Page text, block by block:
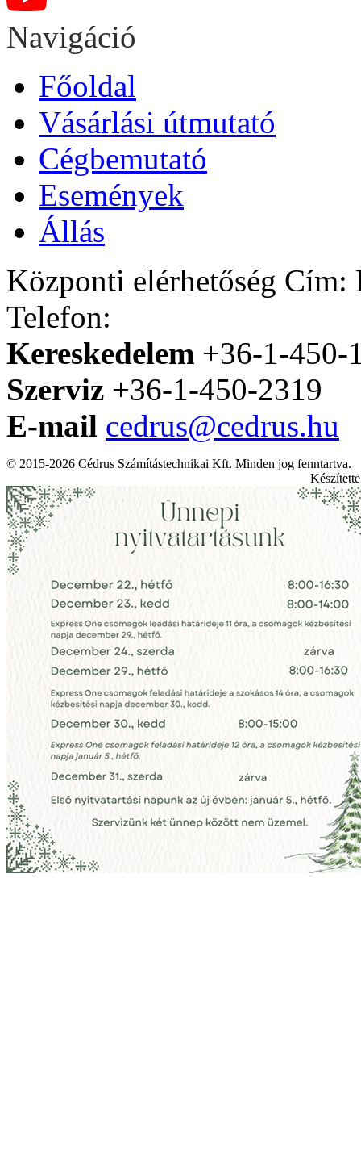
Navigáció
Főoldal
Vásárlási útmutató
Cégbemutató
Események
Állás
Központi elérhetőség Cím:
Telefon:
Kereskedelem +36-1-450-
Szerviz +36-1-450-2319
E-mail cedrus@cedrus.hu
© 2015-2026 Cédrus Számítástechnikai Kft. Minden jog fenntartva.